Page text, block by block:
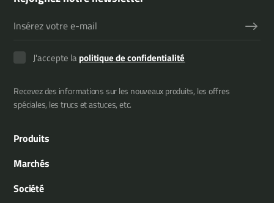
J'accepte lapolitique de confidentialité
Recevez des informations sur les nouveaux produits, les offres
spéciales, les trucs et astuces, etc.
Produits
Épareuses
Marchés
Municipalité
Société